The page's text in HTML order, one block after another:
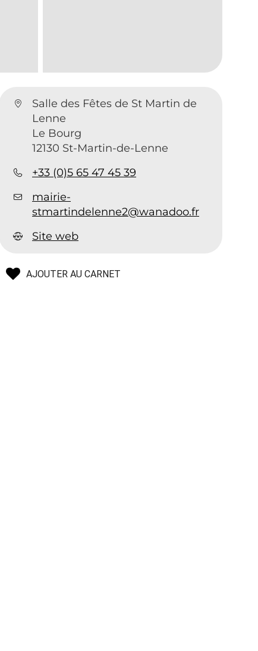
Salle des Fêtes de St Martin de
Lenne
Le Bourg
12130 St-Martin-de-Lenne
+33 (0)5 65 47 45 39
mairie-
stmartindelenne2@wanadoo.fr
Site web
AJOUTER AU CARNET